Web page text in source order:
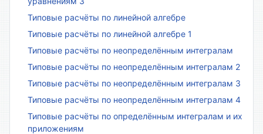
Типовые расчёты по линейной алгебре
Типовые расчёты по линейной алгебре 1
Типовые расчёты по неопределённым интегралам
Типовые расчёты по неопределённым интегралам 2
Типовые расчёты по неопределённым интегралам 3
Типовые расчёты по неопределённым интегралам 4
Типовые расчёты по определённым интегралам и их
приложениям